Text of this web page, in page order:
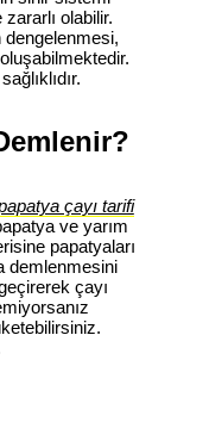
olabilir.
çayı tarifi
ve yarım
papatyaları
demlenmesini
çayı